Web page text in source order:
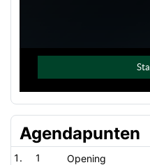
Agendapunten
1 Opening